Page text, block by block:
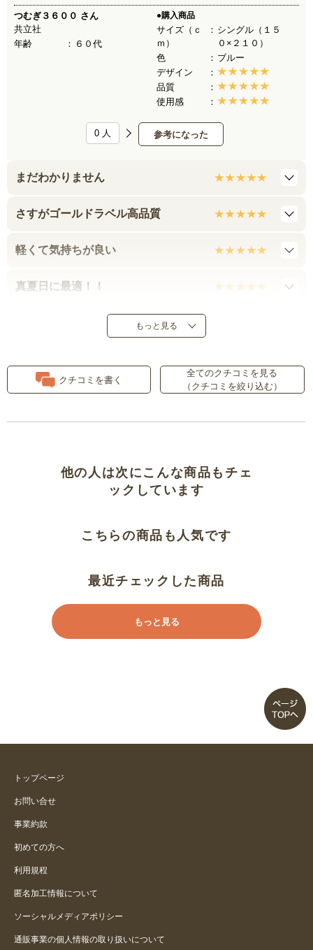
つむぎ３６００ さん
共立社
年齢
６０代
●購入商品
サイズ（ｃ
ｍ）
シングル（１５
０×２１０）
色
ブルー
デザイン
品質
使用感
参考になった
0 人
まだわかりません
さすがゴールドラベル高品質
軽くて気持ちが良い
真夏日に最適！！
軽くて使い心地がいいです
カサカサ音が気になります
薄くていいです
ジャストタイミング
軽いのに暖かい
春から丁度良い
コスパが良いです
もっと見る
クチコミを書く
全てのクチコミを見る
（クチコミを絞り込む）
他の人は次にこんな商品もチェ
ックしています
こちらの商品も人気です
最近チェックした商品
もっと見る
トップページ
お問い合せ
事業約款
初めての方へ
利用規程
匿名加工情報について
ソーシャルメディアポリシー
通販事業の個人情報の取り扱いについて